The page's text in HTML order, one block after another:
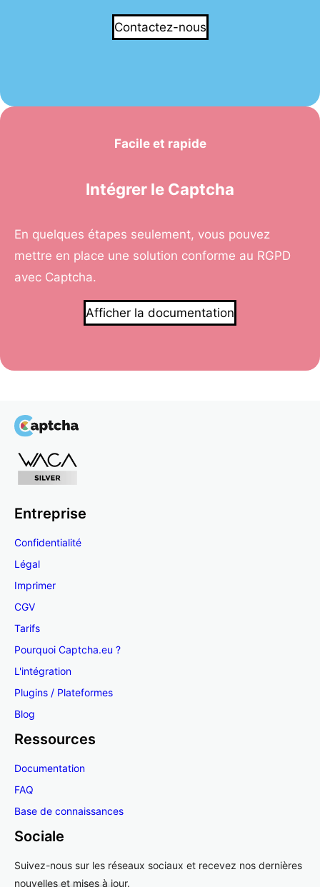
Contactez-nous
Facile et rapide
Intégrer le Captcha
En quelques étapes seulement, vous pouvez
mettre en place une solution conforme au RGPD
avec Captcha.
Afficher la documentation
Entreprise
Confidentialité
Légal
Imprimer
CGV
Tarifs
Pourquoi Captcha.eu ?
L'intégration
Plugins / Plateformes
Blog
Ressources
Documentation
FAQ
Base de connaissances
Sociale
Suivez-nous sur les réseaux sociaux et recevez nos dernières
nouvelles et mises à jour.